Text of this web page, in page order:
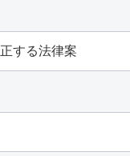
する法律案